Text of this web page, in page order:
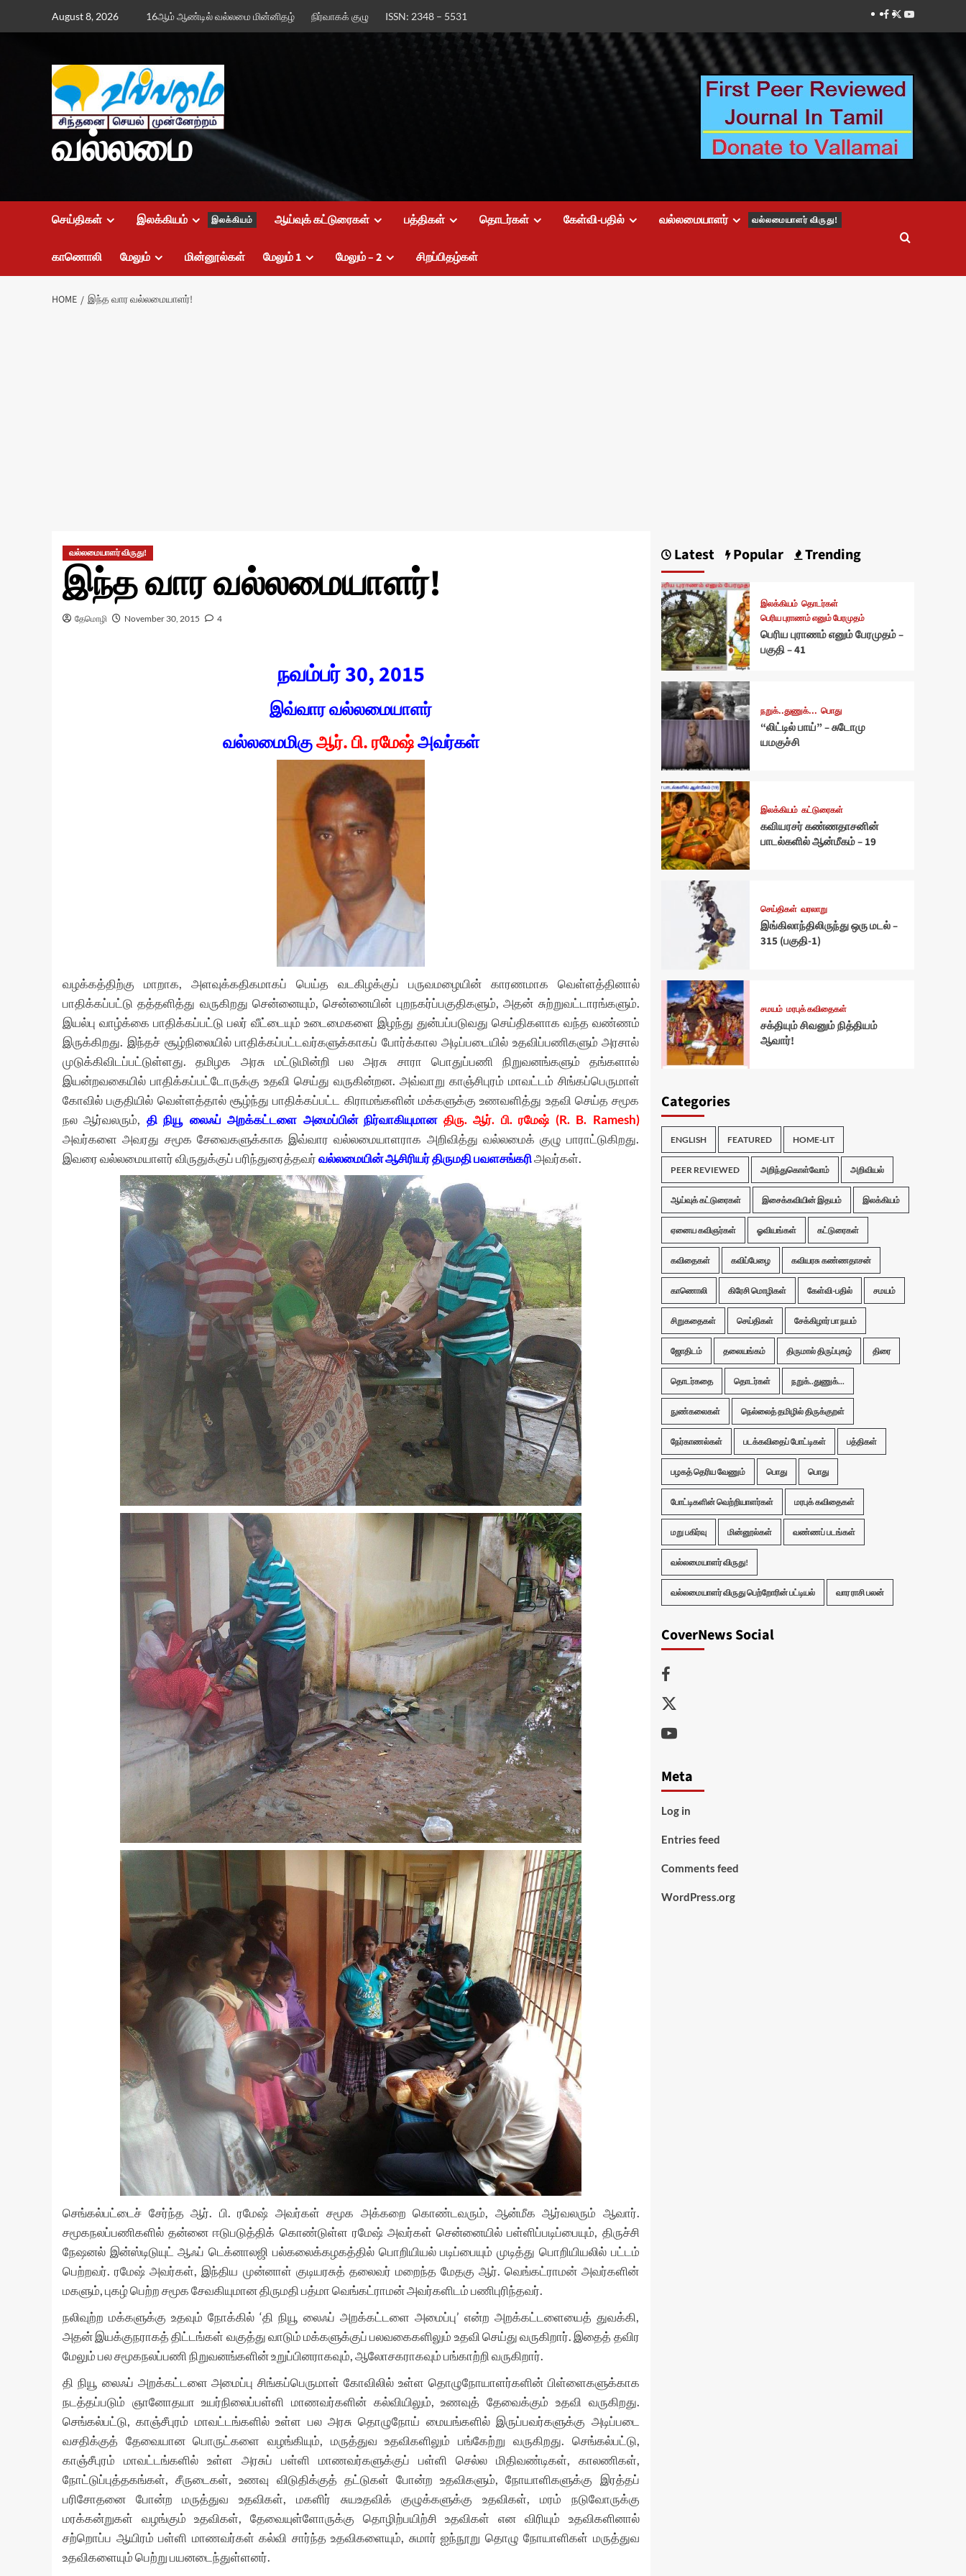
August 8, 2026 16ஆம் ஆண்டில் வல்லமை மின்னிதழ் நிர்வாகக் குழு ISSN: 2348 – 5531 Facebook
TwitterYoutube
வல்லமை
செய்திகள் இலக்கியம் இலக்கியம் ஆய்வுக் கட்டுரைகள் பத்திகள் தொடர்கள் கேள்வி-பதில் வல்லமையாளர் வல்லமையாளர் விருது!
காணொலி மேலும் மின்னூல்கள் மேலும் 1 மேலும் – 2 சிறப்பிதழ்கள்
HOME இந்த வார வல்லமையாளர்!
வல்லமையாளர் விருது!
இந்த வார வல்லமையாளர்!
தேமொழி November 30, 2015 4
நவம்பர் 30, 2015
இவ்வார வல்லமையாளர்
வல்லமைமிகுஆர். பி. ரமேஷ்அவர்கள்
வழக்கத்திற்கு மாறாக, அளவுக்கதிகமாகப் பெய்த வடகிழக்குப் பருவமழையின் காரணமாக வெள்ளத்தினால்
பாதிக்கப்பட்டு தத்தளித்து வருகிறது சென்னையும், சென்னையின் புறநகர்ப்பகுதிகளும், அதன் சுற்றுவட்டாரங்களும்.
இயல்பு வாழ்க்கை பாதிக்கப்பட்டு பலர் வீட்டையும் உடைமைகளை இழந்து துன்பப்படுவது செய்திகளாக வந்த வண்ணம்
இருக்கிறது. இந்தச் சூழ்நிலையில் பாதிக்கப்பட்டவர்களுக்காகப் போர்க்கால அடிப்படையில் உதவிப்பணிகளும் அரசால்
முடுக்கிவிடப்பட்டுள்ளது. தமிழக அரசு மட்டுமின்றி பல அரசு சாரா பொதுப்பணி நிறுவனங்களும் தங்களால்
இயன்றவகையில் பாதிக்கப்பட்டோருக்கு உதவி செய்து வருகின்றன. அவ்வாறு காஞ்சிபுரம் மாவட்டம் சிங்கப்பெருமாள்
கோவில் பகுதியில் வெள்ளத்தால் சூழ்ந்து பாதிக்கப்பட்ட கிராமங்களின் மக்களுக்கு உணவளித்து உதவி செய்த சமூக
நல ஆர்வலரும், தி நியூ லைஃப் அறக்கட்டளை அமைப்பின் நிர்வாகியுமானதிரு. ஆர். பி. ரமேஷ் (R. B. Ramesh)
அவர்களை அவரது சமூக சேவைகளுக்காக இவ்வார வல்லமையாளராக அறிவித்து வல்லமைக் குழு பாராட்டுகிறது.
இவரை வல்லமையாளர் விருதுக்குப் பரிந்துரைத்தவர்வல்லமையின் ஆசிரியர் திருமதி பவளசங்கரிஅவர்கள்.
செங்கல்பட்டைச் சேர்ந்த ஆர். பி. ரமேஷ் அவர்கள் சமூக அக்கறை கொண்டவரும், ஆன்மீக ஆர்வலரும் ஆவார்.
சமூகநலப்பணிகளில் தன்னை ஈடுபடுத்திக் கொண்டுள்ள ரமேஷ் அவர்கள் சென்னையில் பள்ளிப்படிப்பையும், திருச்சி
நேஷனல் இன்ஸ்டிடுயுட் ஆஃப் டெக்னாலஜி பல்கலைக்கழகத்தில் பொறியியல் படிப்பையும் முடித்து பொறியியலில் பட்டம்
பெற்றவர். ரமேஷ் அவர்கள், இந்திய முன்னாள் குடியரசுத் தலைவர் மறைந்த மேதகு ஆர். வெங்கட்ராமன் அவர்களின்
மகளும், புகழ் பெற்ற சமூக சேவகியுமான திருமதி பத்மா வெங்கட்ராமன் அவர்களிடம் பணிபுரிந்தவர்.
நலிவுற்ற மக்களுக்கு உதவும் நோக்கில் ‘தி நியூ லைஃப் அறக்கட்டளை அமைப்பு’ என்ற அறக்கட்டளையைத் துவக்கி,
அதன் இயக்குநராகத் திட்டங்கள் வகுத்து வாடும் மக்களுக்குப் பலவகைகளிலும் உதவி செய்து வருகிறார். இதைத் தவிர
மேலும் பல சமூகநலப்பணி நிறுவனங்களின் உறுப்பினராகவும், ஆலோசகராகவும் பங்காற்றி வருகிறார்.
தி நியூ லைஃப் அறக்கட்டளை அமைப்பு சிங்கப்பெருமாள் கோவிலில் உள்ள தொழுநோயாளர்களின் பிள்ளைகளுக்காக
நடத்தப்படும் ஞானோதயா உயர்நிலைப்பள்ளி மாணவர்களின் கல்வியிலும், உணவுத் தேவைக்கும் உதவி வருகிறது.
செங்கல்பட்டு, காஞ்சீபுரம் மாவட்டங்களில் உள்ள பல அரசு தொழுநோய் மையங்களில் இருப்பவர்களுக்கு அடிப்படை
வசதிக்குத் தேவையான பொருட்களை வழங்கியும், மருத்துவ உதவிகளிலும் பங்கேற்று வருகிறது. செங்கல்பட்டு,
காஞ்சீபுரம் மாவட்டங்களில் உள்ள அரசுப் பள்ளி மாணவர்களுக்குப் பள்ளி செல்ல மிதிவண்டிகள், காலணிகள்,
நோட்டுப்புத்தகங்கள், சீருடைகள், உணவு விடுதிக்குத் தட்டுகள் போன்ற உதவிகளும், நோயாளிகளுக்கு இரத்தப்
பரிசோதனை போன்ற மருத்துவ உதவிகள், மகளிர் சுயஉதவிக் குழுக்களுக்கு உதவிகள், மரம் நடுவோருக்கு
மரக்கன்றுகள் வழங்கும் உதவிகள், தேவையுள்ளோருக்கு தொழிற்பயிற்சி உதவிகள் என விரியும் உதவிகளினால்
சற்றொப்ப ஆயிரம் பள்ளி மாணவர்கள் கல்வி சார்ந்த உதவிகளையும், சுமார் ஐந்நூறு தொழு நோயாளிகள் மருத்துவ
உதவிகளையும் பெற்று பயனடைந்துள்ளனர்.
Latest Popular Trending
இலக்கியம் தொடர்கள்
பெரிய புராணம் எனும் பேரமுதம்
பெரிய புராணம் எனும் பேரமுதம் –
பகுதி – 41
நறுக்..துணுக்... பொது
“லிட்டில் பாய்” – சுடோமு
யமகுச்சி
இலக்கியம் கட்டுரைகள்
கவியரசர் கண்ணதாசனின்
பாடல்களில் ஆன்மீகம் – 19
செய்திகள் வரலாறு
இங்கிலாந்திலிருந்து ஒரு மடல் –
315 (பகுதி-1)
சமயம் மரபுக் கவிதைகள்
சக்தியும் சிவனும் நித்தியம்
ஆவார்!
Categories
ENGLISH FEATURED HOME-LIT
PEER REVIEWED அறிந்துகொள்வோம் அறிவியல்
ஆய்வுக் கட்டுரைகள் இசைக்கவியின் இதயம் இலக்கியம்
ஏனைய கவிஞர்கள் ஓவியங்கள் கட்டுரைகள்
கவிதைகள் கவிப்பேழை கவியரசு கண்ணதாசன்
காணொலி கிரேசி மொழிகள் கேள்வி-பதில் சமயம்
சிறுகதைகள் செய்திகள் சேக்கிழார் பா நயம்
ஜோதிடம் தலையங்கம் திருமால் திருப்புகழ் திரை
தொடர்கதை தொடர்கள் நறுக்..துணுக்...
நுண்கலைகள் நெல்லைத் தமிழில் திருக்குறள்
நேர்காணல்கள் படக்கவிதைப் போட்டிகள் பத்திகள்
பழகத் தெரிய வேணும் பொது பொது
போட்டிகளின் வெற்றியாளர்கள் மரபுக் கவிதைகள்
மறு பகிர்வு மின்னூல்கள் வண்ணப் படங்கள்
வல்லமையாளர் விருது!
வல்லமையாளர் விருது பெற்றோரின் பட்டியல் வார ராசி பலன்
CoverNews Social
Facebook
Twitter
Youtube
Meta
Log in
Entries feed
Comments feed
WordPress.org